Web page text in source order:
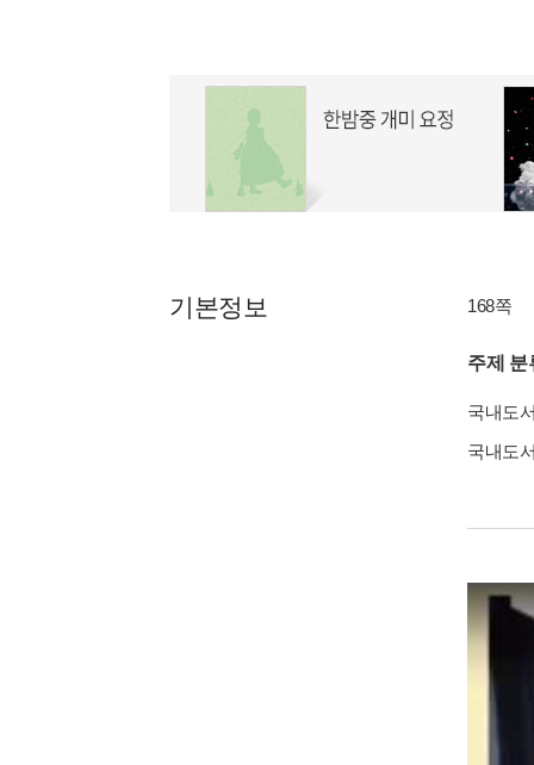
기본정보 168쪽
주제 분
국내도
국내도